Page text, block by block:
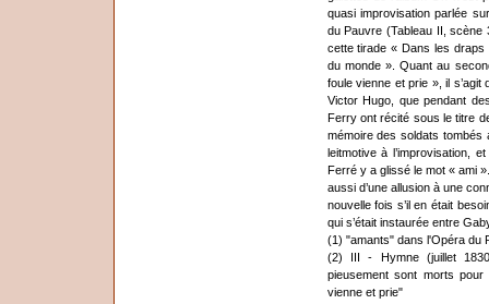
quasi improvisation parlée
du Pauvre (Tableau II,
cette tirade « Dans les draps
du monde ». Quant au
foule vienne et prie », il s’agit
Victor Hugo, que pendant
Ferry ont récité sous le titre
mémoire des soldats tombés
leitmotive à l’improvisation,
Ferré y a glissé le mot « ami
aussi d’une allusion à une
nouvelle fois s’il en était
qui s’était instaurée entre
(1) "amants" dans l'Opéra du
(2) III - Hymne (juillet
pieusement sont morts
vienne et prie"